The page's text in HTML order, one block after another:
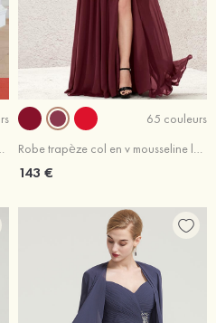
de la mariée avec plissé
65 couleurs
Robe trapèze col en v mousseline longueur ras du sol robe de demoiselle d'honneur avec fendu
143 €